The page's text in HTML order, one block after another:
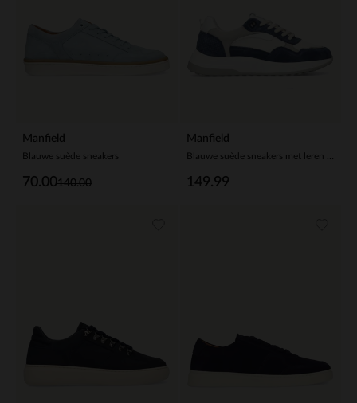
Manfield
Blauwe suède sneakers
140.00
70.00
Manfield
149.99